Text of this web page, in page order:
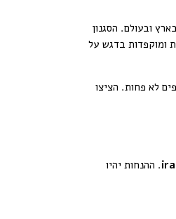
ובעולם. הסגנון
ומוקפדות בדגש על
לא פחות. הציצו
. ההנחות יהיו